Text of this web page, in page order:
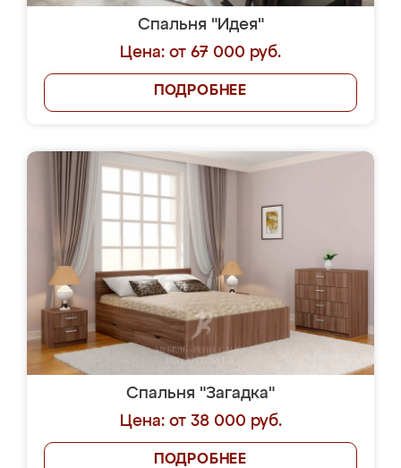
Спальня "Идея"
Цена: от 67 000 руб.
ПОДРОБНЕЕ
Спальня "Загадка"
Цена: от 38 000 руб.
ПОДРОБНЕЕ